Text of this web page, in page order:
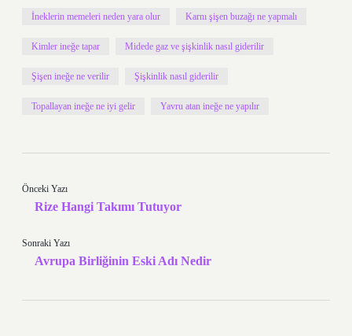
İneklerin memeleri neden yara olur Karnı şişen buzağı ne yapmalı
Kimler ineğe tapar Midede gaz ve şişkinlik nasıl giderilir
Şişen ineğe ne verilir Şişkinlik nasıl giderilir
Topallayan ineğe ne iyi gelir Yavru atan ineğe ne yapılır
Önceki Yazı
Rize Hangi Takımı Tutuyor
Sonraki Yazı
Avrupa Birliğinin Eski Adı Nedir